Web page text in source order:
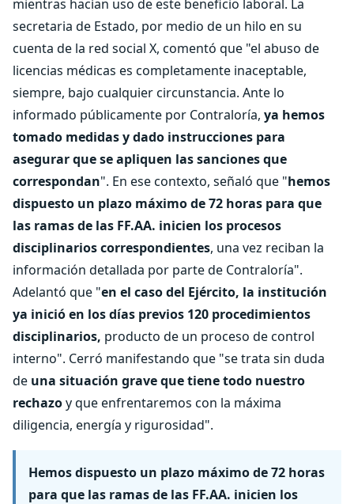
mientras hacían uso de este beneficio laboral. La
secretaria de Estado, por medio de un hilo en su
cuenta de la red social X, comentó que "el abuso de
licencias médicas es completamente inaceptable,
siempre, bajo cualquier circunstancia. Ante lo
informado públicamente por Contraloría, ya hemos
tomado medidas y dado instrucciones para
asegurar que se apliquen las sanciones que
correspondan". En ese contexto, señaló que "hemos
dispuesto un plazo máximo de 72 horas para que
las ramas de las FF.AA. inicien los procesos
disciplinarios correspondientes, una vez reciban la
información detallada por parte de Contraloría".
Adelantó que "en el caso del Ejército, la institución
ya inició en los días previos 120 procedimientos
disciplinarios, producto de un proceso de control
interno". Cerró manifestando que "se trata sin duda
de una situación grave que tiene todo nuestro
rechazoy que enfrentaremos con la máxima
diligencia, energía y rigurosidad".
Hemos dispuesto un plazo máximo de 72 horas
para que las ramas de las FF.AA. inicien los